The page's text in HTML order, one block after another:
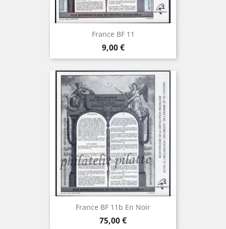
France BF 11
Prix
9,00 €
France BF 11b En Noir
Prix
75,00 €